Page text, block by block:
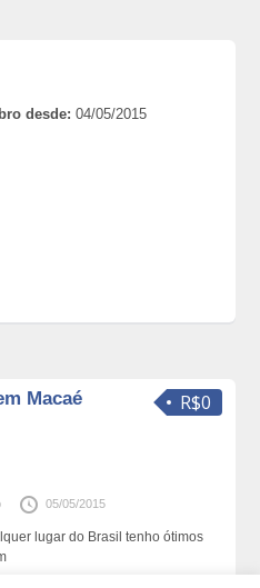
desde: 04/05/2015
R$0
Macaé
05/05/2015
lugar do Brasil tenho ótimos